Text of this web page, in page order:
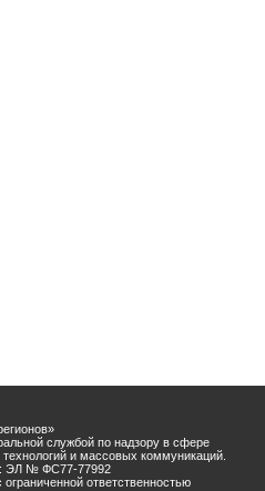
службой по надзору в сфере
и массовых коммуникаций.
ЭЛ № ФС77-77992
ответственностью